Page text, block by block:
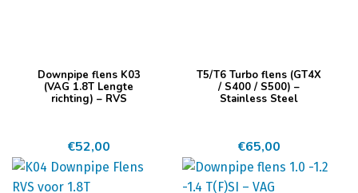
Downpipe flens K03
(VAG 1.8T Lengte
richting) – RVS
€52,00
T5/T6 Turbo flens (GT4X
/ S400 / S500) –
Stainless Steel
€65,00